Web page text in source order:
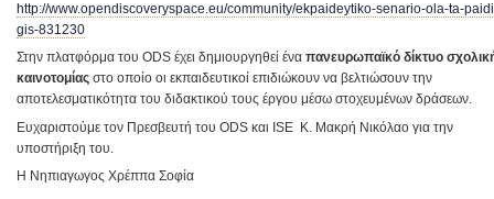
http://www.opendiscoveryspace.eu/community/ekpaideytiko-senario-ola-ta-
gis-831230
Στην πλατφόρμα του ODS έχει δημιουργηθεί ένα πανευρωπαϊκό δίκτυο
καινοτομίας στο οποίο οι εκπαιδευτικοί επιδιώκουν να βελτιώσουν την
αποτελεσματικότητα του διδακτικού τους έργου μέσω στοχευμένων δράσεων.
Ευχαριστούμε τον Πρεσβευτή του ODS και ISE Κ. Μακρή Νικόλαο για την
υποστήριξη του.
H Νηπιαγωγος Χρέππα Σοφία